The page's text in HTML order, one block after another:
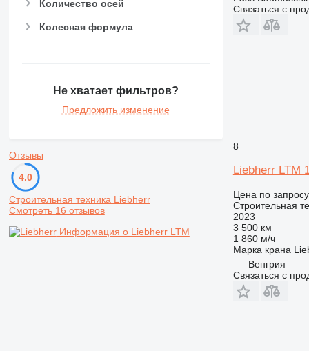
Количество осей
Колесная формула
Не хватает фильтров?
Предложить изменение
Отзывы
4.0
Строительная техника Liebherr
Смотреть 16 отзывов
Информация о Liebherr LTM
Связаться с
8
Liebherr LTM
Цена по запросу
Строительная
2023
3 500 км
1 860 м/ч
Марка крана
Венгрия
Связаться с